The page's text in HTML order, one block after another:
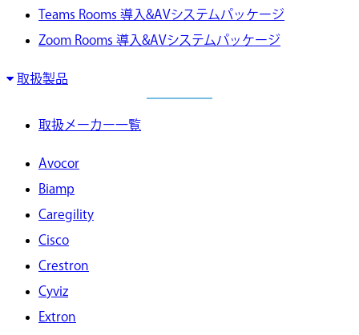
Teams Rooms 導入&AVシステムパッケージ
Zoom Rooms 導入&AVシステムパッケージ
取扱製品
取扱メーカー一覧
Avocor
Biamp
Caregility
Cisco
Crestron
Cyviz
Extron